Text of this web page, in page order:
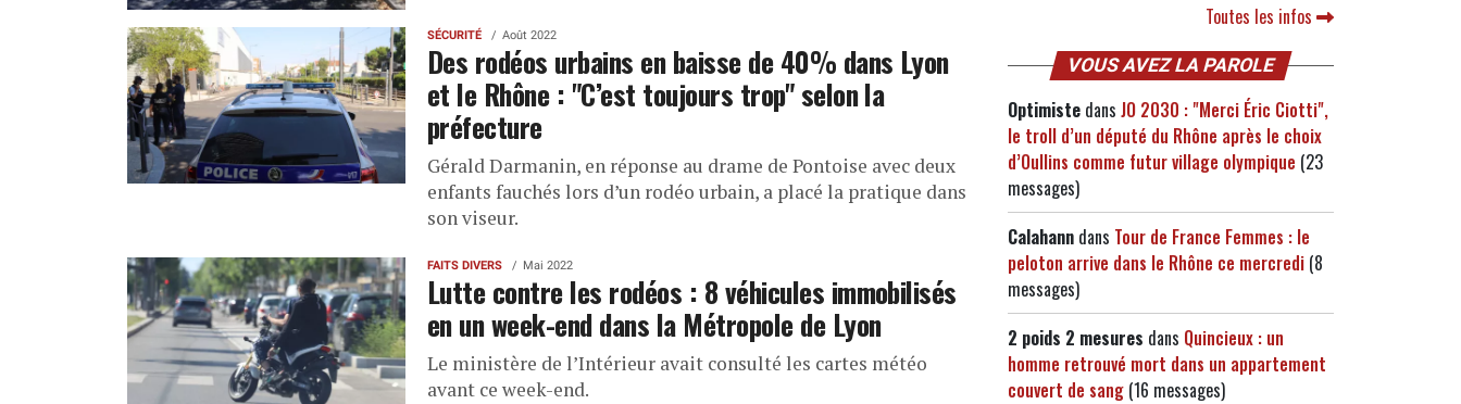
SÉCURITÉ Août 2022
Des rodéos urbains en baisse de 40% dans Lyon
et le Rhône : "C’est toujours trop" selon la
préfecture
Gérald Darmanin, en réponse au drame de Pontoise avec deux
enfants fauchés lors d’un rodéo urbain, a placé la pratique dans
son viseur.
FAITS DIVERS Mai 2022
Lutte contre les rodéos : 8 véhicules immobilisés
en un week-end dans la Métropole de Lyon
Le ministère de l’Intérieur avait consulté les cartes météo
avant ce week-end.
Toutes les infos
VOUS AVEZ LA PAROLE
Optimiste dans JO 2030 : "Merci Éric Ciotti",
le troll d’un député du Rhône après le choix
d’Oullins comme futur village olympique (23
messages)
Calahann dans Tour de France Femmes : le
peloton arrive dans le Rhône ce mercredi (8
messages)
2 poids 2 mesures dans Quincieux : un
homme retrouvé mort dans un appartement
couvert de sang (16 messages)